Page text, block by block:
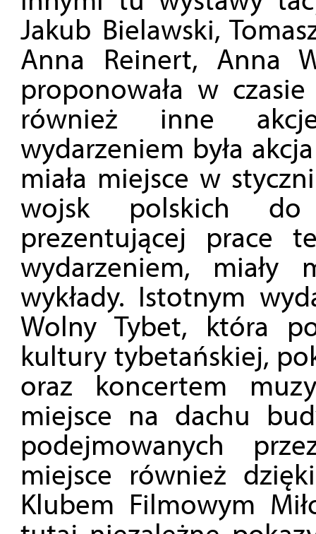
Jakub Bielawski,
Anna Reinert, Anna
proponowała w
również inne
wydarzeniem była
miała miejsce w
wojsk polskich do
prezentującej prace
wydarzeniem,
wykłady. Istotnym
Wolny Tybet, która
kultury tybetańskiej,
oraz koncertem
miejsce na dachu
podejmowanych
miejsce również
Klubem Filmowym